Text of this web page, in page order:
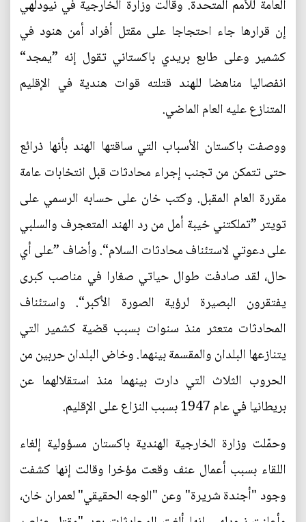
العامة للأمم المتحدة. وقالت وزارة الخارجية في نيودلهي
إن قرارها جاء احتجاجا على مقتل أفراد أمن هنود في
كشمير وعلى طابع بريدي باكستاني تقول إنه ”يمجد“
انفصاليا مناهضا للهند قتلته قوات هندية في الإقليم
المتنازع عليه العام الماضي.
ووصفت باكستان الأسباب التي ساقتها الهند بأنها ذرائع
حتى تتمكن من تجنب إجراء محادثات قبل انتخابات عامة
مقررة العام المقبل. وكتب خان على حسابه الرسمي على
تويتر ”تملكتني خيبة أمل من رد الهند المتعجرف والسلبي
على دعوتي لاستئناف محادثات السلام“. وأضاف ”على أي
حال، لقد صادفت طوال حياتي صغارا في مناصب كبرى
يفتقرون البصيرة لرؤية الصورة الأكبر“. واستئناف
المحادثات متعثر منذ سنوات بسبب قضية كشمير التي
يتنازعها البلدان والمقسمة بينهما. وخاض البلدان حربين من
الحروب الثلاث التي دارت بينهما منذ استقلالهما عن
بريطانيا في عام 1947 بسبب النزاع على الإقليم.
وحمّلت وزارة الخارجية الهندية باكستان مسؤولية إلغاء
اللقاء بسبب أعمال عنف وقعت مؤخرا وقالت إنها كشفت
وجود "أجندة شريرة" وعن "الوجه الحقيقي" لعمران خان،